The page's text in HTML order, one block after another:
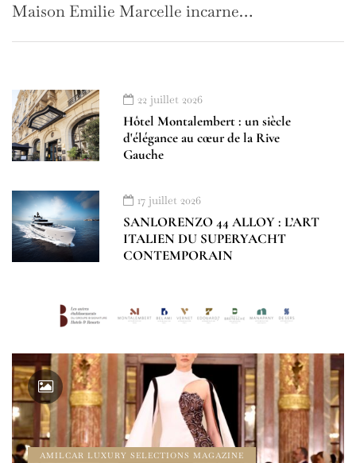
Maison Emilie Marcelle incarne…
22 juillet 2026
Hôtel Montalembert : un siècle
d'élégance au cœur de la Rive
Gauche
17 juillet 2026
SANLORENZO 44 ALLOY : L’ART
ITALIEN DU SUPERYACHT
CONTEMPORAIN
AMILCAR LUXURY SELECTIONS MAGAZINE